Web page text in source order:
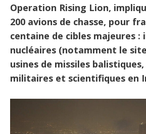
Operation Rising Lion,
200 avions de chasse, pour
centaine de cibles majeures
nucléaires (notamment le
usines de missiles
militaires et scientifiques en